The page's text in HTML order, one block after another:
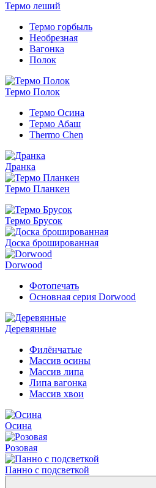
Термо леший
Термо горбыль
Необрезная
Вагонка
Полок
Термо Полок
Термо Осина
Термо Абаш
Thermo Chen
Дранка
Термо Планкен
Термо Брусок
Доска брошированная
Dorwood
Фотопечать
Основная серия Dorwood
Деревянные
Филёнчатые
Массив осины
Массив липа
Липа вагонка
Массив хвои
Осина
Розовая
Панно с подсветкой